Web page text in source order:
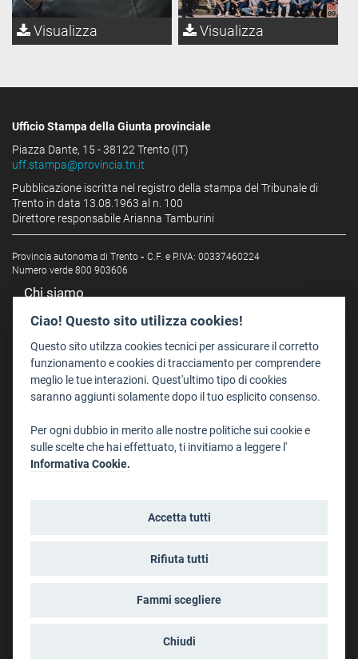
Visualizza Visualizza
Ufficio Stampa della Giunta provinciale
Piazza Dante, 15 - 38122 Trento (IT)
uff.stampa@provincia.tn.it
Pubblicazione iscritta nel registro della stampa del Tribunale di
Trento in data 13.08.1963 al n. 100
Direttore responsabile Arianna Tamburini
Provincia autonoma di Trento - C.F. e P.IVA: 00337460224
Numero verde 800 903606
Chi siamo
Redazione
Staff
Format - Centro Audiovisivi
Trentino Film Commission
Dove Siamo
Struttura di riferimento
Dichiarazione di accessibilità
Ciao! Questo sito utilizza cookies!
Questo sito utilzza cookies tecnici per assicurare il corretto
funzionamento e cookies di tracciamento per comprendere
meglio le tue interazioni. Quest'ultimo tipo di cookies
saranno aggiunti solamente dopo il tuo esplicito consenso.
Per ogni dubbio in merito alle nostre politiche sui cookie e
sulle scelte che hai effettuato, ti invitiamo a leggere l'
Informativa Cookie.
Accetta tutti
Rifiuta tutti
Fammi scegliere
Chiudi